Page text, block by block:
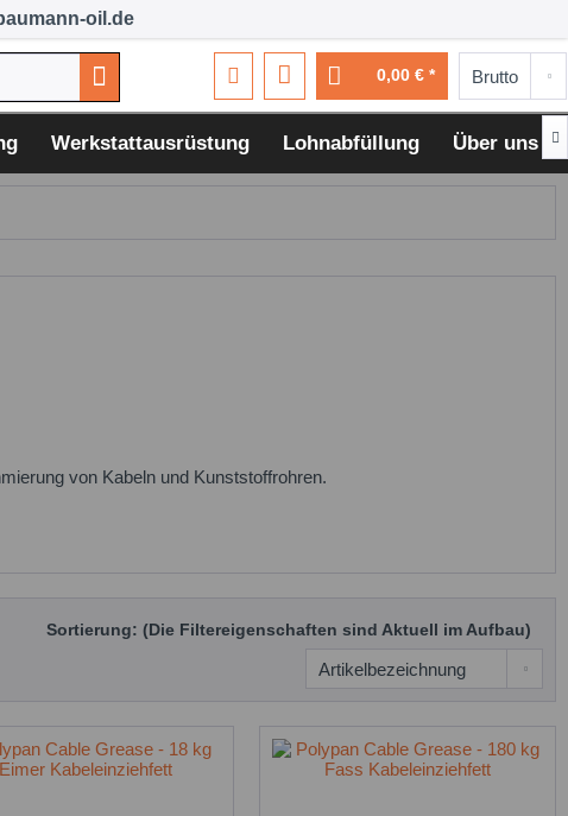
oil.de
0,00 € *
Werkstattausrüstung Lohnabfüllung Über uns 
von Kabeln und Kunststoffrohren.
Sortierung: (Die Filtereigenschaften sind Aktuell im Aufbau)